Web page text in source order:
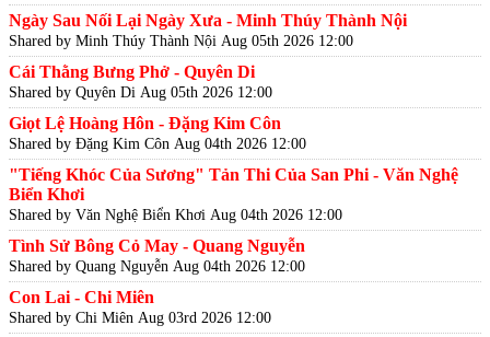
Ngày Sau Nối Lại Ngày Xưa - Minh Thúy Thành Nội
Shared by Minh Thúy Thành Nội Aug 05th 2026 12:00
Cái Thằng Bưng Phở - Quyên Di
Shared by Quyên Di Aug 05th 2026 12:00
Giọt Lệ Hoàng Hôn - Đặng Kim Côn
Shared by Đặng Kim Côn Aug 04th 2026 12:00
"Tiếng Khóc Của Sương" Tản Thi Của San Phi - Văn Nghệ
Biển Khơi
Shared by Văn Nghệ Biển Khơi Aug 04th 2026 12:00
Tình Sử Bông Cỏ May - Quang Nguyễn
Shared by Quang Nguyễn Aug 04th 2026 12:00
Con Lai - Chi Miên
Shared by Chi Miên Aug 03rd 2026 12:00